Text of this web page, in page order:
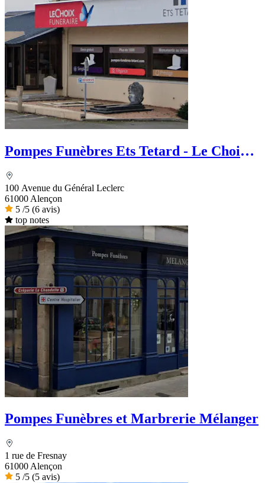
Pompes Funèbres Ets Tetard - Le Choix
100 Avenue du Général Leclerc
61000 Alençon
5 /5 (6 avis)
top notes
Pompes Funèbres et Marbrerie Mélanger
1 rue de Fresnay
61000 Alençon
5 /5 (5 avis)